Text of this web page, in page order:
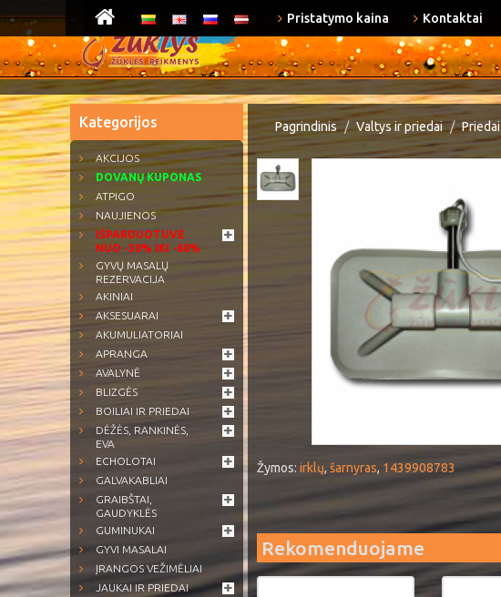
Pristatymo kaina Kontaktai
Kategorijos
AKCIJOS
DOVANŲ KUPONAS
ATPIGO
NAUJIENOS
IŠPARDUOTUVĖ
NUO -30% IKI -60%
GYVŲ MASALŲ
REZERVACIJA
AKINIAI
AKSESUARAI
AKUMULIATORIAI
APRANGA
AVALYNĖ
BLIZGĖS
BOILIAI IR PRIEDAI
DĖŽĖS, RANKINĖS,
EVA
ECHOLOTAI
GALVAKABLIAI
GRAIBŠTAI,
GAUDYKLĖS
GUMINUKAI
GYVI MASALAI
ĮRANGOS VEŽIMĖLIAI
JAUKAI IR PRIEDAI
Pagrindinis Valtys ir priedai Priedai
Žymos: irklų, šarnyras, 1439908783
Rekomenduojame